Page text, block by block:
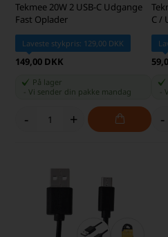
Tekmee 20W 2 USB-C Udgange
Fast Oplader
Laveste stykpris: 129,00 DKK
149,00 DKK
På lager
-Vi sender din pakke mandag
- +
C /
-